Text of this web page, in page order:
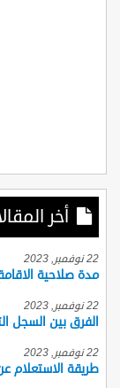
أخر
22 نوفمبر, 2023
مدة صلاحية
22 نوفمبر, 2023
الفرق بين السجل
22 نوفمبر, 2023
طريقة الاستعلام